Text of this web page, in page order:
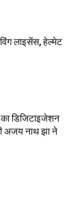
लाइसेंस, हेल्मेट
का डिजिटाइजेशन
अजय नाथ झा ने